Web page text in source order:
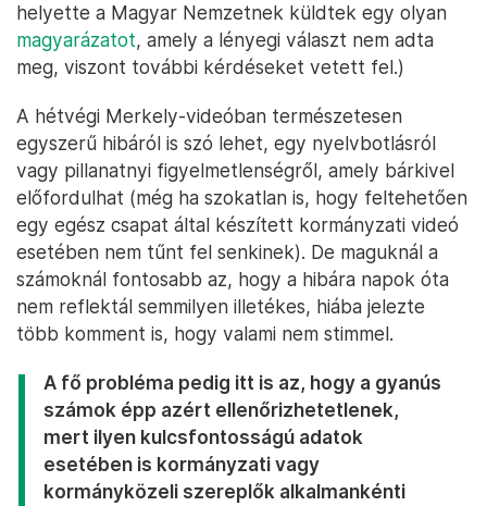
helyette a Magyar Nemzetnek küldtek egy olyan
magyarázatot, amely a lényegi választ nem adta
meg, viszont további kérdéseket vetett fel.)
A hétvégi Merkely-videóban természetesen
egyszerű hibáról is szó lehet, egy nyelvbotlásról
vagy pillanatnyi figyelmetlenségről, amely bárkivel
előfordulhat (még ha szokatlan is, hogy feltehetően
egy egész csapat által készített kormányzati videó
esetében nem tűnt fel senkinek). De maguknál a
számoknál fontosabb az, hogy a hibára napok óta
nem reflektál semmilyen illetékes, hiába jelezte
több komment is, hogy valami nem stimmel.
A fő probléma pedig itt is az, hogy a gyanús
számok épp azért ellenőrizhetetlenek,
mert ilyen kulcsfontosságú adatok
esetében is kormányzati vagy
kormányközeli szereplők alkalmankénti